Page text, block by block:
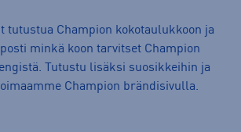
tutustua Champion kokotaulukkoon ja
minkä koon tarvitset Champion
. Tutustu lisäksi suosikkeihin ja
Champion brändisivulla.